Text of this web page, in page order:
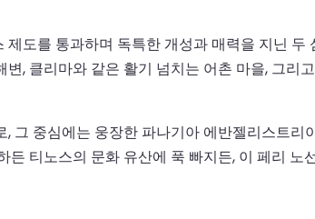
도를 통과하며 독특한 개성과 매력을 지닌
, 클리마와 같은 활기 넘치는 어촌 마을, 그
그 중심에는 웅장한 파나기아 에반젤리스트
티노스의 문화 유산에 푹 빠지든, 이 페리 노